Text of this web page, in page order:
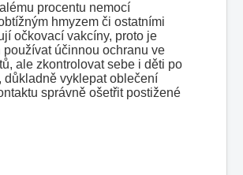
procentu nemocí
hmyzem či ostatními
očkovací vakcíny, proto je
účinnou ochranu ve
ale zkontrolovat sebe i děti po
důkladně vyklepat oblečení
správně ošetřit postižené